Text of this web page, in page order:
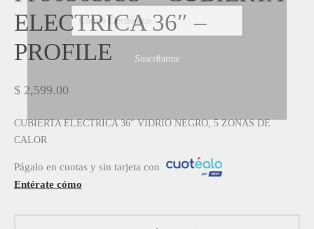
ELECTRICA 36″ –
PROFILE
$ 2,599.00
CUBIERTA ELECTRICA 36″ VIDRIO NEGRO, 5 ZONAS DE
CALOR
Págalo en cuotas y sin tarjeta con
Entérate cómo